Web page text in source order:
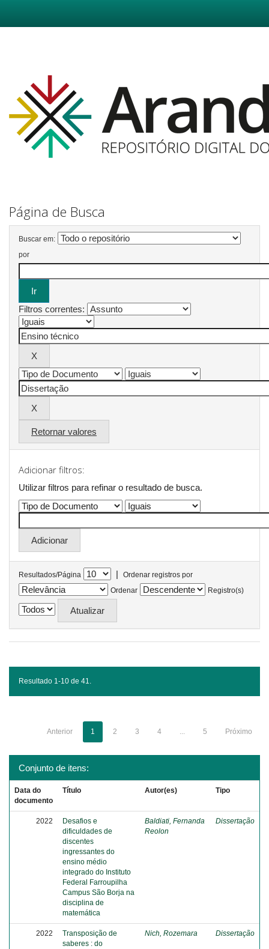
Página de Busca
Buscar em:
por
Filtros correntes:
Retornar valores
Adicionar filtros:
Utilizar filtros para refinar o resultado de busca.
Resultados/Página |
Ordenar registros por
Ordenar
Registro(s)
Resultado 1-10 de 41.
Anterior 1 2 3 4 ... 5 Próximo
Conjunto de itens:
Data do
documento
Título Autor(es) Tipo
2022
Desafios e
dificuldades de
discentes
ingressantes do
ensino médio
integrado do Instituto
Federal Farroupilha
Campus São Borja na
disciplina de
matemática
Baldiati, Fernanda
Reolon
Dissertação
2022
Transposição de
saberes : do
Nich, Rozemara Dissertação